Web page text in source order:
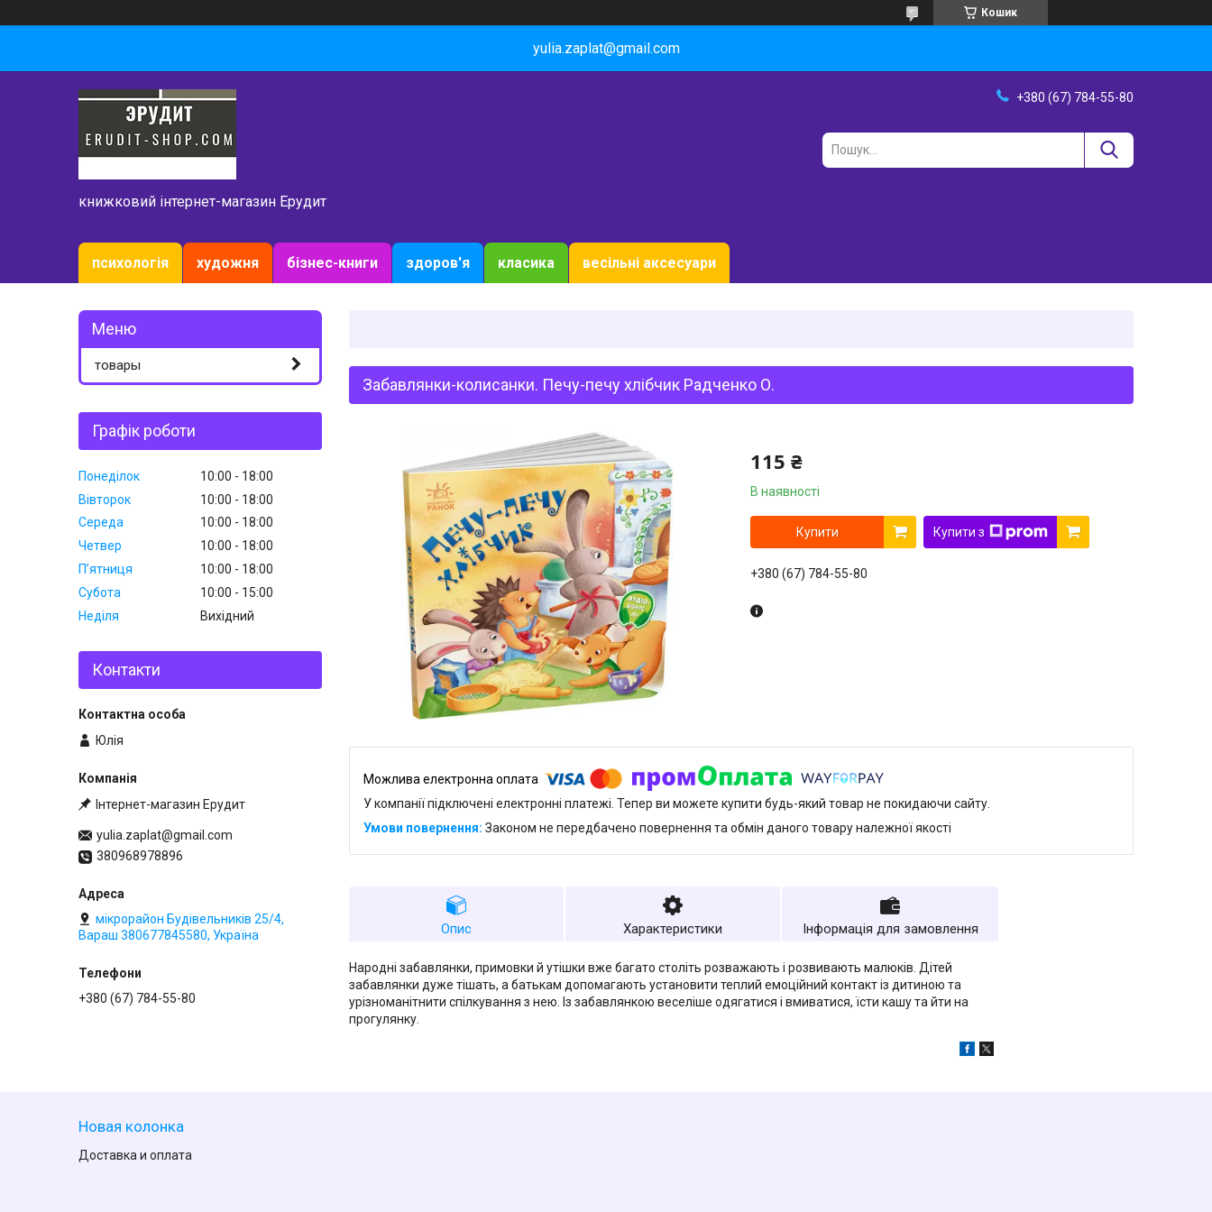
Кошик
yulia.zaplat@gmail.com
книжковий інтернет-магазин Ерудит
+380 (67) 784-55-80
психологія художня бізнес-книги здоров'я класика весільні аксесуари
Забавлянки-колисанки. Печу-печу хлібчик Радченко О.
115 ₴
В наявності
Купити Купити з
+380 (67) 784-55-80
У компанії підключені електронні платежі. Тепер ви можете купити будь-який товар не покидаючи сайту.
Законом не передбачено повернення та обмін даного товару належної якості
Опис Характеристики Інформація для замовлення
Народні забавлянки, примовки й утішки вже багато століть розважають і розвивають малюків. Дітей
забавлянки дуже тішать, а батькам допомагають установити теплий емоційний контакт із дитиною та
урізноманітнити спілкування з нею. Із забавлянкою веселіше одягатися і вмиватися, їсти кашу та йти на
прогулянку.
товары
Графік роботи
Понеділок 10:00
18:00
Вівторок
10:00
18:00
Середа
10:00
18:00
Четвер
10:00
18:00
Пʼятниця
10:00
18:00
Субота
10:00
15:00
Неділя
Вихідний
Контакти
Юлія
Інтернет-магазин Ерудит
yulia.zaplat@gmail.com
380968978896
мікрорайон Будівельників 25/4,
Вараш 380677845580, Україна
+380 (67) 784-55-80
Новая колонка
Доставка и оплата